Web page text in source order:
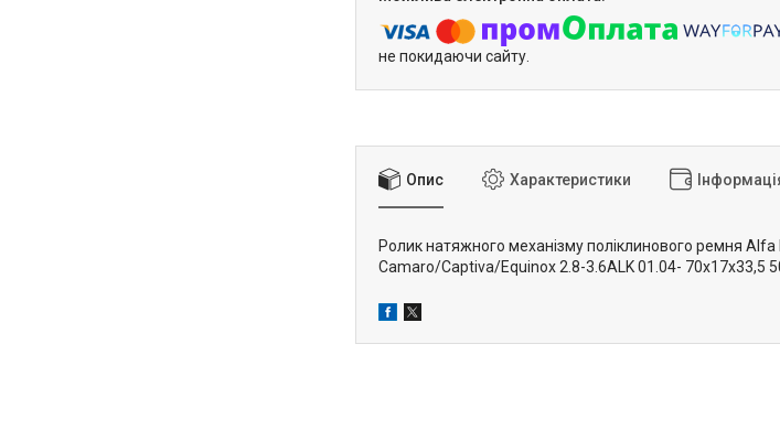
не покидаючи сайту.
Опис Характеристики
Ролик натяжного механізму поліклинового ремня
Camaro/Captiva/Equinox 2.8-3.6ALK 01.04- 70x17x33,5